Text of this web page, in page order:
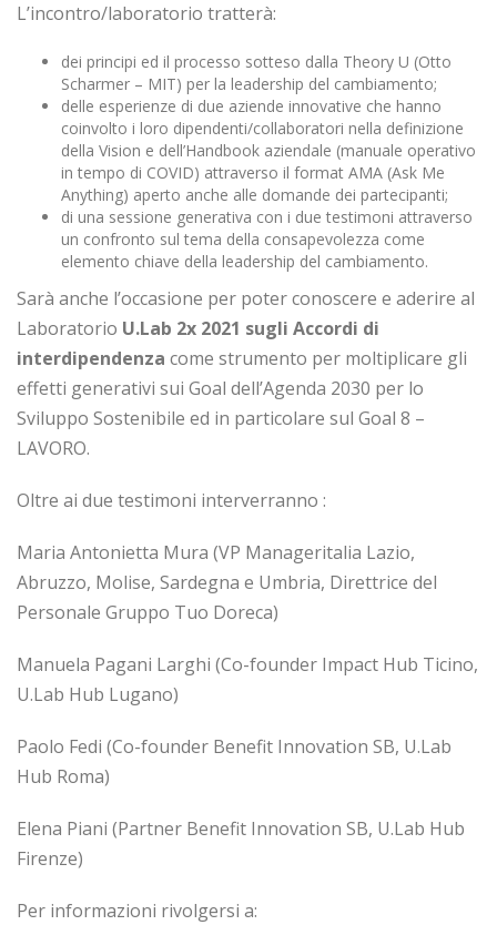
L’incontro/laboratorio tratterà:
dei principi ed il processo sotteso dalla Theory U (Otto
Scharmer – MIT) per la leadership del cambiamento;
delle esperienze di due aziende innovative che hanno
coinvolto i loro dipendenti/collaboratori nella definizione
della Vision e dell’Handbook aziendale (manuale operativo
in tempo di COVID) attraverso il format AMA (Ask Me
Anything) aperto anche alle domande dei partecipanti;
di una sessione generativa con i due testimoni attraverso
un confronto sul tema della consapevolezza come
elemento chiave della leadership del cambiamento.
Sarà anche l’occasione per poter conoscere e aderire al
Laboratorio U.Lab 2x 2021 sugli Accordi di
interdipendenza come strumento per moltiplicare gli
effetti generativi sui Goal dell’Agenda 2030 per lo
Sviluppo Sostenibile ed in particolare sul Goal 8 –
LAVORO.
Oltre ai due testimoni interverranno :
Maria Antonietta Mura (VP Manageritalia Lazio,
Abruzzo, Molise, Sardegna e Umbria, Direttrice del
Personale Gruppo Tuo Doreca)
Manuela Pagani Larghi (Co-founder Impact Hub Ticino,
U.Lab Hub Lugano)
Paolo Fedi (Co-founder Benefit Innovation SB, U.Lab
Hub Roma)
Elena Piani (Partner Benefit Innovation SB, U.Lab Hub
Firenze)
Per informazioni rivolgersi a: